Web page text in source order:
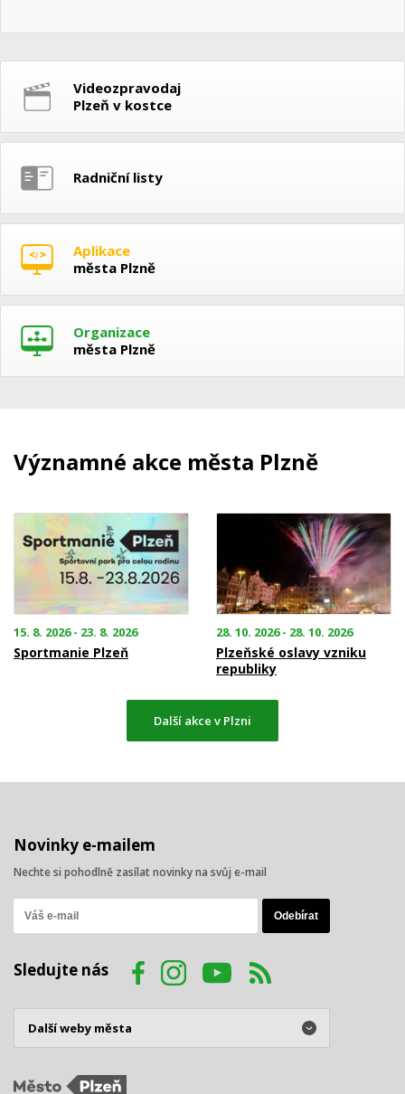
Videozpravodaj
Plzeň v kostce
Radniční listy
Aplikace
města Plzně
Organizace
města Plzně
Významné akce města Plzně
15. 8. 2026 - 23. 8. 2026
Sportmanie Plzeň
28. 10. 2026 - 28. 10. 2026
Plzeňské oslavy vzniku
republiky
Další akce v Plzni
Novinky e-mailem
Nechte si pohodlně zasílat novinky na svůj e-mail
Sledujte nás